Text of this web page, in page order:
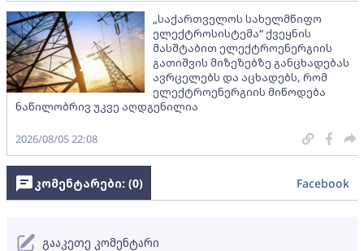
„საქართველოს სახელმწიფო
ელექტროსისტემა“ ქვეყნის
მასშტაბით ელექტროენერგიის
გათიშვის მიზეზებზე განცხადებას
ავრცელებს და აცხადებს, რომ
ელექტროენერგიის მიწოდება
ნაწილობრივ უკვე აღდგენილია
2026/08/05 22:08
კომენტარები: (0) Facebook
გააკეთე კომენტარი